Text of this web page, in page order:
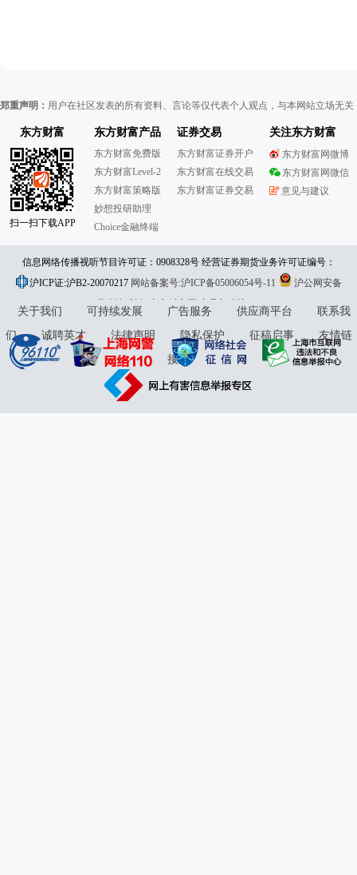
郑重声明： 用户在社区发表的所有资料、言论等仅代表个人观点，与本网站立场无
东方财富
扫一扫下载APP
东方财富产品
东方财富免费版
东方财富Level-2
东方财富策略版
妙想投研助理
Choice金融终端
证券交易
东方财富证券开户
东方财富在线交易
东方财富证券交易
关注东方财富
东方财富网微博
东方财富网微信
意见与建议
信息网络传播视听节目许可证：0908328号 经营证券期货业务许可证编号：
913101046312860336 违法和不良信息举报:021-61278686 举报邮箱：
jubao@eastmoney.com
沪ICP证:沪B2-20070217 网站备案号:沪ICP备05006054号-11
沪公网安备
31010402000120号版权所有:东方财富网意见与建议:4000300059/952500
关于我们 可持续发展 广告服务 供应商平台
联系我
们
诚聘英才 法律声明 隐私保护 征稿启事
友情链
接